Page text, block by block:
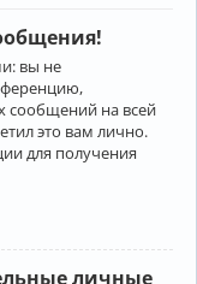
вы не
сообщений на всей
это вам лично.
для получения
личные